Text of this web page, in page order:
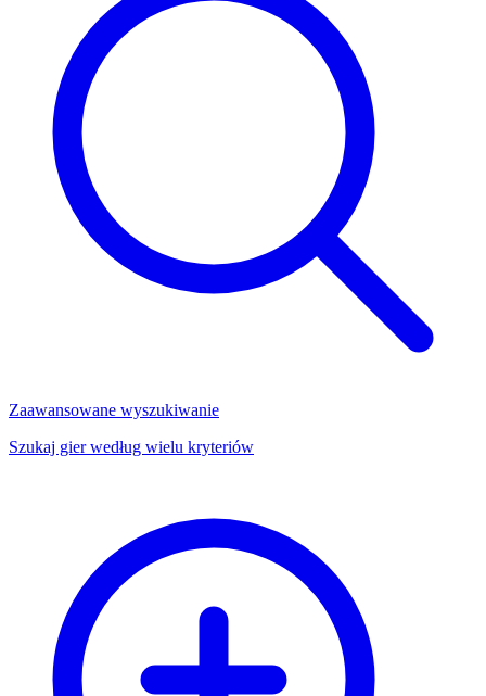
Zaawansowane wyszukiwanie
Szukaj gier według wielu kryteriów